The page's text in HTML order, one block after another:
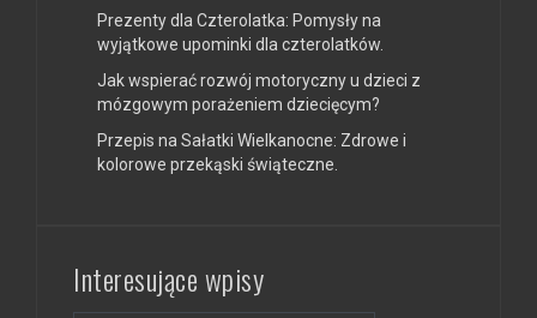
Prezenty dla Czterolatka: Pomysły na
wyjątkowe upominki dla czterolatków.
Jak wspierać rozwój motoryczny u dzieci z
mózgowym porażeniem dziecięcym?
Przepis na Sałatki Wielkanocne: Zdrowe i
kolorowe przekąski świąteczne.
Interesujące wpisy